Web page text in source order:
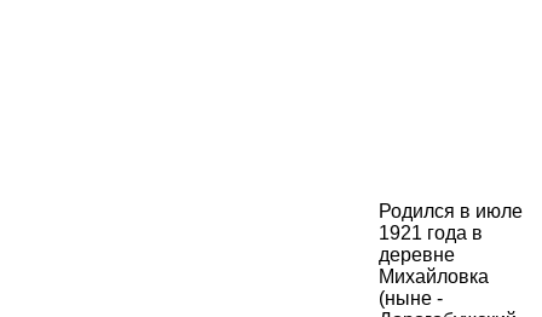
Родился в июле
1921 года в
деревне
Михайловка
(ныне -